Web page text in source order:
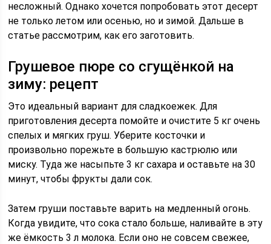
несложный. Однако хочется попробовать этот десерт
не только летом или осенью, но и зимой. Дальше в
статье рассмотрим, как его заготовить.
Грушевое пюре со сгущёнкой на
зиму: рецепт
Это идеальный вариант для сладкоежек. Для
приготовления десерта помойте и очистите 5 кг очень
спелых и мягких груш. Уберите косточки и
произвольно порежьте в большую кастрюлю или
миску. Туда же насыпьте 3 кг сахара и оставьте на 30
минут, чтобы фрукты дали сок.
Затем груши поставьте варить на медленный огонь.
Когда увидите, что сока стало больше, наливайте в эту
же ёмкость 3 л молока. Если оно не совсем свежее,